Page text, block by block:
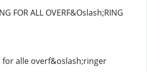
FOR ALL OVERF&Oslash;RING
alle overf&oslash;ringer